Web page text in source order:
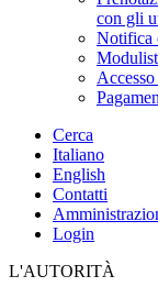
con gli
Notifica
Cerca
Italiano
English
Contatti
Login
L'AUTORITÀ